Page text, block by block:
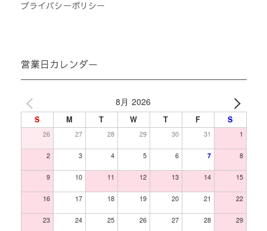
プライバシーポリシー
営業日カレンダー
8月 2026
S M T W T F S
26 27 28 29 30 31 1
2 3 4 5 6 7 8
9 10 11 12 13 14 15
16 17 18 19 20 21 22
23 24 25 26 27 28 29